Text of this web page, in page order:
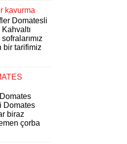
kavurma
Domatesli
bir tarifimiz
Domates
biraz
çorba